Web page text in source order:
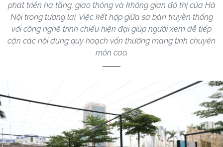
phát triển hạ tầng, giao thông và không gian đô thị của Hà
Nội trong tương lai. Việc kết hợp giữa sa bàn truyền thống
với công nghệ trình chiếu hiện đại giúp người xem dễ tiếp
cận các nội dung quy hoạch vốn thường mang tính chuyên
môn cao.